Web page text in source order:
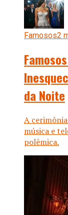
Famosos2
da Noite
A
música e
polêmica.